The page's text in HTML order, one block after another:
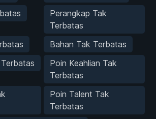
Perangkap Tak
Terbatas
Bahan Tak Terbatas
Poin Keahlian Tak
Terbatas
Poin Talent Tak
Terbatas